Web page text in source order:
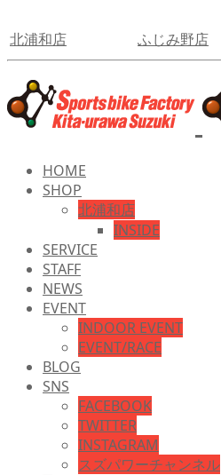
北浦和店 ふじみ野店
HOME
SHOP
北浦和店
INSIDE
SERVICE
STAFF
NEWS
EVENT
INDOOR EVENT
EVENT/RACE
BLOG
SNS
FACEBOOK
TWITTER
INSTAGRAM
スズパワーチャンネル